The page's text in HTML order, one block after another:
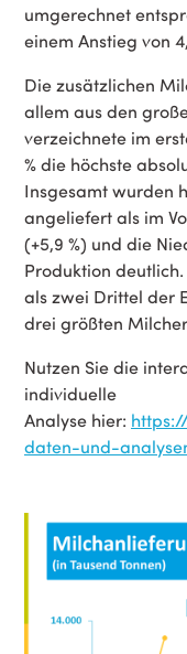
umgerechnet
einem Anstieg von
Die zusätzlichen
allem aus den
verzeichnete im
% die höchste
Insgesamt wurden
angeliefert als im
(+5,9 %) und die
Produktion
als zwei Drittel der
drei größten
Nutzen Sie die
individuelle
Analyse hier:
daten-und-